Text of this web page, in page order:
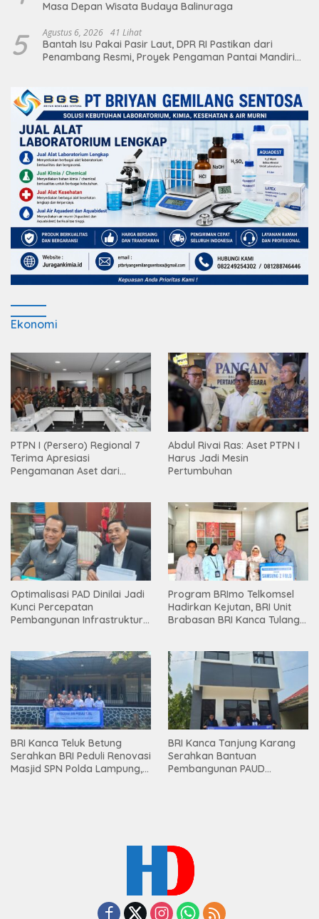
Masa Depan Wisata Budaya Balinuraga
5 Agustus 6, 2026 41 Lihat
Bantah Isu Pakai Pasir Laut, DPR RI Pastikan dari
Penambang Resmi, Proyek Pengaman Pantai Mandiri
Ekonomi
PTPN I (Persero) Regional 7
Terima Apresiasi
Pengamanan Aset dari
Abdul Rivai Ras: Aset PTPN I
Harus Jadi Mesin
Pertumbuhan
Optimalisasi PAD Dinilai Jadi
Kunci Percepatan
Pembangunan Infrastruktur
Program BRImo Telkomsel
Hadirkan Kejutan, BRI Unit
Brabasan BRI Kanca Tulang
Mesuji
BRI Kanca Teluk Betung
Serahkan BRI Peduli Renovasi
Masjid SPN Polda Lampung,
BRI Kanca Tanjung Karang
Serahkan Bantuan
Pembangunan PAUD